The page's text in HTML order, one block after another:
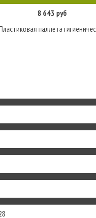
8 643 руб
паллета